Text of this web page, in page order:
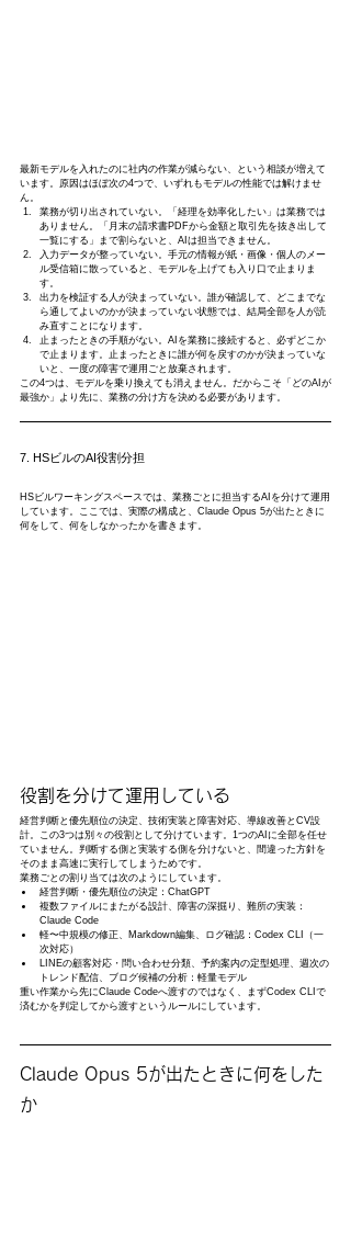
最新モデルを入れたのに社内の作業が減らない、という相談が増えて
います。原因はほぼ次の4つで、いずれもモデルの性能では解けませ
ん。
業務が切り出されていない。「経理を効率化したい」は業務では
ありません。「月末の請求書PDFから金額と取引先を抜き出して
一覧にする」まで割らないと、AIは担当できません。
入力データが整っていない。手元の情報が紙・画像・個人のメー
ル受信箱に散っていると、モデルを上げても入り口で止まりま
す。
出力を検証する人が決まっていない。誰が確認して、どこまでな
ら通してよいのかが決まっていない状態では、結局全部を人が読
み直すことになります。
止まったときの手順がない。AIを業務に接続すると、必ずどこか
で止まります。止まったときに誰が何を戻すのかが決まっていな
いと、一度の障害で運用ごと放棄されます。
この4つは、モデルを乗り換えても消えません。だからこそ「どのAIが
最強か」より先に、業務の分け方を決める必要があります。
7. HSビルのAI役割分担
HSビルワーキングスペースでは、業務ごとに担当するAIを分けて運用
しています。ここでは、実際の構成と、Claude Opus 5が出たときに
何をして、何をしなかったかを書きます。
役割を分けて運用している
経営判断と優先順位の決定、技術実装と障害対応、導線改善とCV設
計。この3つは別々の役割として分けています。1つのAIに全部を任せ
ていません。判断する側と実装する側を分けないと、間違った方針を
そのまま高速に実行してしまうためです。
業務ごとの割り当ては次のようにしています。
経営判断・優先順位の決定：ChatGPT
複数ファイルにまたがる設計、障害の深掘り、難所の実装：
Claude Code
軽〜中規模の修正、Markdown編集、ログ確認：Codex CLI（一
次対応）
LINEの顧客対応・問い合わせ分類、予約案内の定型処理、週次の
トレンド配信、ブログ候補の分析：軽量モデル
重い作業から先にClaude Codeへ渡すのではなく、まずCodex CLIで
済むかを判定してから渡すというルールにしています。
Claude Opus 5が出たときに何をした
か